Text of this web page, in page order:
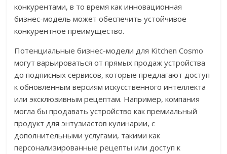
конкурентами, в то время как инновационная
бизнес-модель может обеспечить устойчивое
конкурентное преимущество.
Потенциальные бизнес-модели для Kitchen Cosmo
могут варьироваться от прямых продаж устройства
до подписных сервисов, которые предлагают доступ
к обновленным версиям искусственного интеллекта
или эксклюзивным рецептам. Например, компания
могла бы продавать устройство как премиальный
продукт для энтузиастов кулинарии, с
дополнительными услугами, такими как
персонализированные рецепты или доступ к